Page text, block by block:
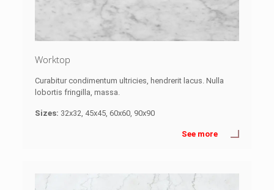
Worktop
Curabitur condimentum ultricies, hendrerit lacus. Nulla
lobortis fringilla, massa.
Sizes: 32x32, 45x45, 60x60, 90x90
See more